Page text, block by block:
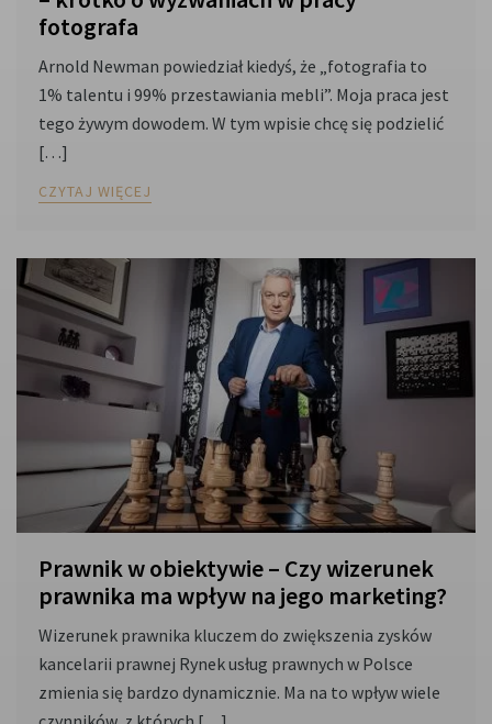
fotografa
Arnold Newman powiedział kiedyś, że „fotografia to
1% talentu i 99% przestawiania mebli”. Moja praca jest
tego żywym dowodem. W tym wpisie chcę się podzielić
[…]
CZYTAJ WIĘCEJ
Prawnik w obiektywie – Czy wizerunek
prawnika ma wpływ na jego marketing?
Wizerunek prawnika kluczem do zwiększenia zysków
kancelarii prawnej Rynek usług prawnych w Polsce
zmienia się bardzo dynamicznie. Ma na to wpływ wiele